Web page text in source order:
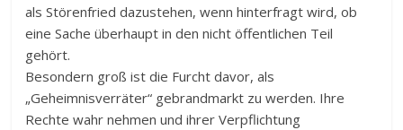
als Störenfried dazustehen, wenn hinterfragt wird, ob
eine Sache überhaupt in den nicht öffentlichen Teil
gehört.
Besondern groß ist die Furcht davor, als
„Geheimnisverräter“ gebrandmarkt zu werden. Ihre
Rechte wahr nehmen und ihrer Verpflichtung